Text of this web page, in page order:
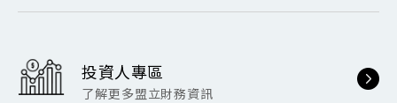
投資人專區
了解更多盟立財務資訊